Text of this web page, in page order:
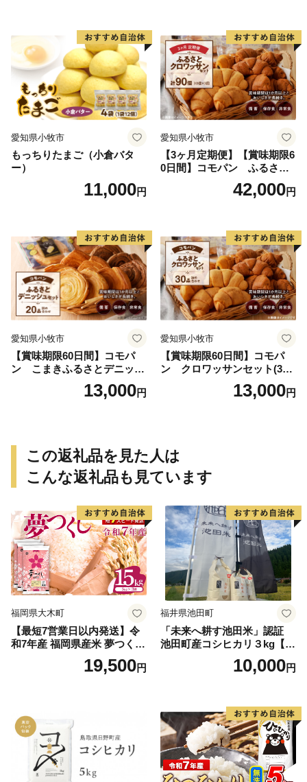
愛知県小牧市
もっちりたまご（小倉バタ
ー）
11,000円
愛知県小牧市
【3ヶ月定期便】【賞味期限6
0日間】コモパン ふるさと
クロワッサンセット（計90
個）／災害用備蓄 保存食 非
42,000円
愛知県小牧市
【賞味期限60日間】コモパ
ン こまきふるさとデニッシ
ュセット（20個入り）／災害
用備蓄 保存食 非常食 防災グ
13,000円
愛知県小牧市
【賞味期限60日間】コモパ
ン クロワッサンセット(30
個入り)／災害用備蓄 保存食
非常食 防災グッズにも
13,000円
この返礼品を見た人は
こんな返礼品も見ています
福岡県大木町
【最短7営業日以内発送】令
和7年産 福岡県産米 夢つくし
15kg 精米 ※北海道・沖縄・
19,500円
福井県池田町
「未来へ耕す池田米」認証
池田町産コシヒカリ３kg【お
1人様につき３セットまで】
10,000円